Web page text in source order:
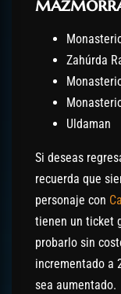
Zahúrda
Uldaman
Si deseas
recuerda que
personaje con
tienen un ticket
probarlo sin
incrementado a
sea aumentado.